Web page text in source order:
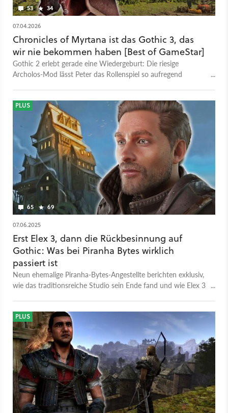
53 34
07.04.2026
Chronicles of Myrtana ist das Gothic 3, das
wir nie bekommen haben [Best of GameStar]
Gothic 2 erlebt gerade eine Wiedergeburt: Die riesige
Archolos-Mod lässt Peter das Rollenspiel so aufregend
65 69
PLUS
07.06.2025
Erst Elex 3, dann die Rückbesinnung auf
Gothic: Was bei Piranha Bytes wirklich
passiert ist
Neun ehemalige Piranha-Bytes-Angestellte berichten exklusiv,
wie das traditionsreiche Studio sein Ende fand und wie Elex 3
PLUS